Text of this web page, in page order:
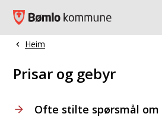
Bømlo kommune
Du er her:
Heim
Prisar og gebyr
Ofte stilte spørsmål om